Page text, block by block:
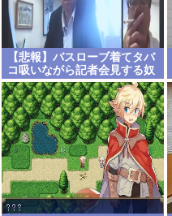
【悲報】バスローブ着てタバ
コ吸いながら記者会見する奴
www